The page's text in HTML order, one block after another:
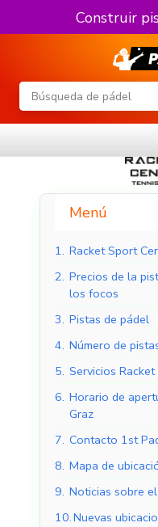
Construir
Menú
1. Racket Sport
2. Precios de la
los focos
3. Pistas de pádel
4. Número de
5. Servicios
6. Horario de
Graz
7. Contacto 1st
8. Mapa de
9. Noticias sobre
10.Nuevas